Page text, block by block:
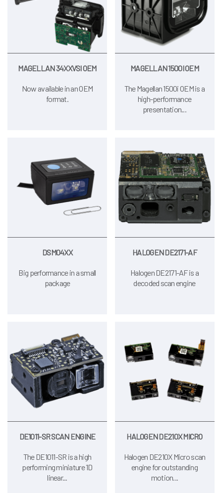
MAGELLAN 34XXVSI OEM
Now available in an OEM
format.
MAGELLAN 1500I OEM
The Magellan 1500i OEM is a
high-performance
presentation...
DSM04XX
Big performance in a small
package
HALOGEN DE2171-AF
Halogen DE2171-AF is a
decoded scan engine
DE1011-SR SCAN ENGINE
The DE1011-SR is a high
performing miniature 1D
linear...
HALOGEN DE210X MICRO
Halogen DE210X Micro scan
engine for outstanding
motion...